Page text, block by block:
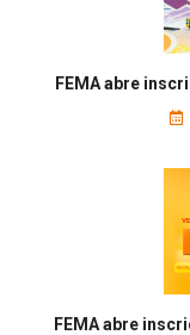
FEMA abre
FEMA abre